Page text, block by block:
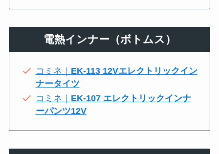
電熱インナー（ボトムス）
コミネ｜ EK-113 12Vエレクトリックイン
ナータイツ
コミネ｜ EK-107 エレクトリックインナ
ーパンツ12V